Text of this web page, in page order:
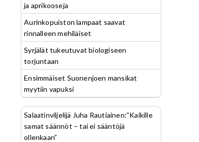
ja aprikooseja
Aurinkopuiston lampaat saavat
rinnalleen mehiläiset
Syrjälät tukeutuvat biologiseen
torjuntaan
Ensimmäiset Suonenjoen mansikat
myytiin vapuksi
Salaatinviljelijä Juha Rautiainen:”Kaikille
samat säännöt – tai ei sääntöjä
ollenkaan”